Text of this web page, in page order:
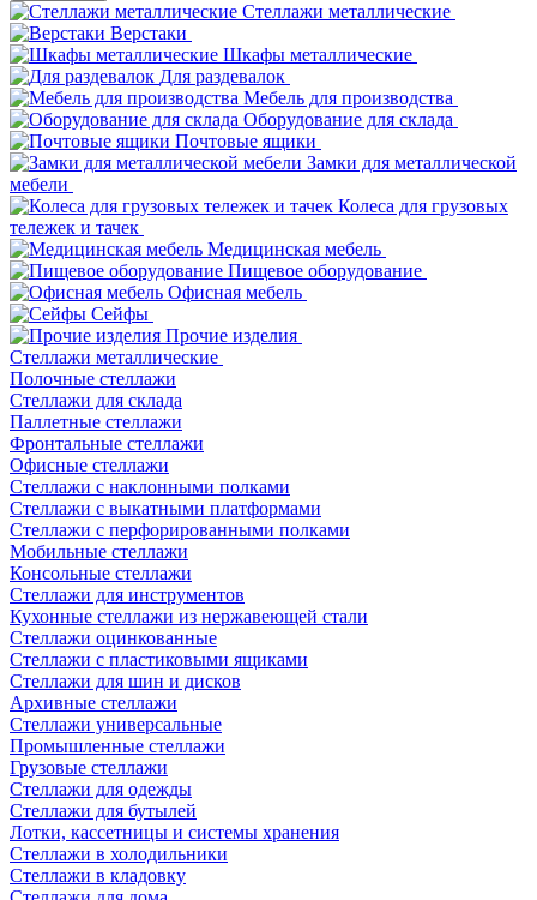
Стеллажи металлические
Верстаки
Шкафы металлические
Для раздевалок
Мебель для производства
Оборудование для склада
Почтовые ящики
Замки для металлической
мебели
Колеса для грузовых
тележек и тачек
Медицинская мебель
Пищевое оборудование
Офисная мебель
Сейфы
Прочие изделия
Стеллажи металлические
Полочные стеллажи
Стеллажи для склада
Паллетные стеллажи
Фронтальные стеллажи
Офисные стеллажи
Стеллажи с наклонными полками
Стеллажи с выкатными платформами
Стеллажи с перфорированными полками
Мобильные стеллажи
Консольные стеллажи
Стеллажи для инструментов
Кухонные стеллажи из нержавеющей стали
Стеллажи оцинкованные
Стеллажи с пластиковыми ящиками
Стеллажи для шин и дисков
Архивные стеллажи
Стеллажи универсальные
Промышленные стеллажи
Грузовые стеллажи
Стеллажи для одежды
Стеллажи для бутылей
Лотки, кассетницы и системы хранения
Стеллажи в холодильники
Стеллажи в кладовку